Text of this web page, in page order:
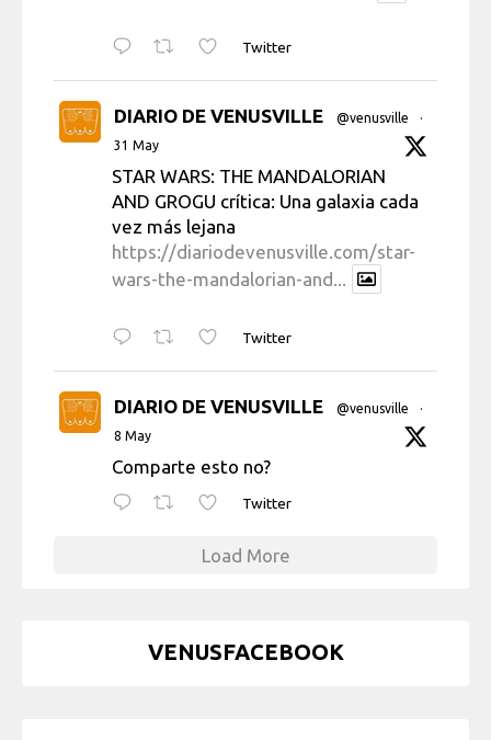
Twitter
DIARIO DE VENUSVILLE @venusville
·
31 May
STAR WARS: THE MANDALORIAN
AND GROGU crítica: Una galaxia cada
vez más lejana
https://diariodevenusville.com/star-
wars-the-mandalorian-and...
Twitter
DIARIO DE VENUSVILLE @venusville
·
8 May
Comparte esto no?
Twitter
Load More
VENUSFACEBOOK